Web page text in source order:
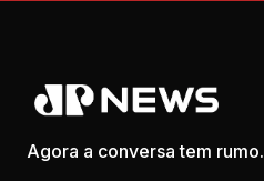
Agora a conversa tem rumo.